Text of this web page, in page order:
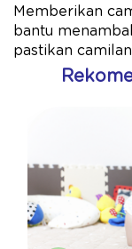
Memberikan
bantu
pastikan